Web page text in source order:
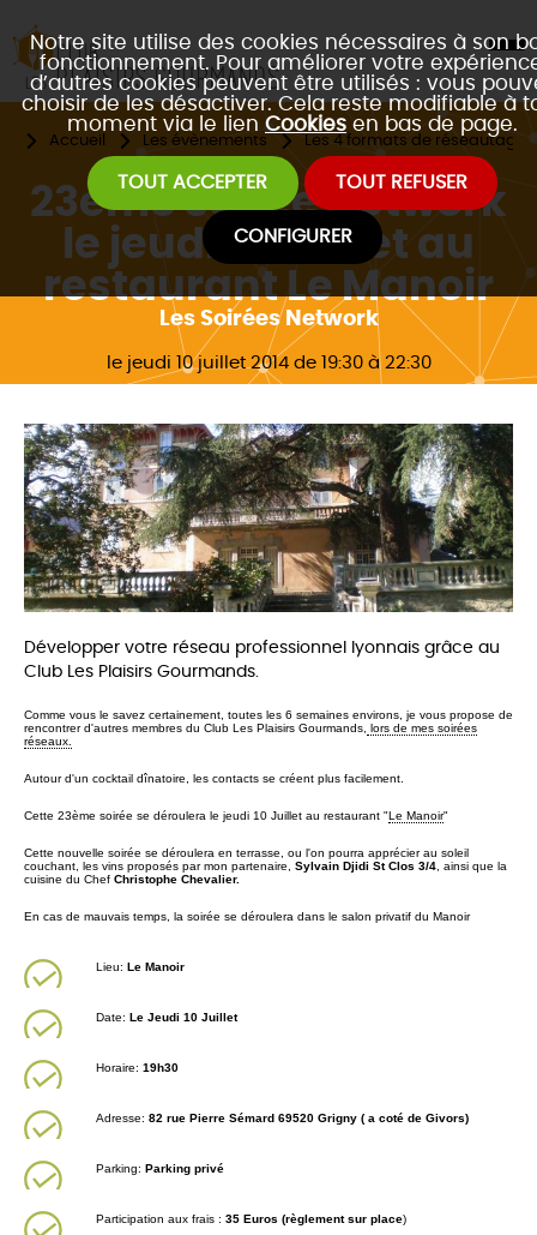
Notre site utilise des cookies nécessaires à son
fonctionnement. Pour améliorer votre
d’autres cookies peuvent être utilisés : vous
choisir de les désactiver. Cela reste modifiable à
moment via le lien Cookies en bas de page.
TOUT ACCEPTER TOUT REFUSER
CONFIGURER
Accueil Les évènements Les 4 formats de réseautage
23ème soirée Network
le jeudi 10 Juillet au
restaurant Le Manoir
Les Soirées Network
le jeudi 10 juillet 2014 de 19:30 à 22:30
Développer votre réseau professionnel lyonnais grâce au
Club Les Plaisirs Gourmands.
Comme vous le savez certainement, toutes les 6 semaines environs, je vous propose de
rencontrer d'autres membres du Club Les Plaisirs Gourmands, lors de mes soirées
réseaux.
Autour d'un cocktail dînatoire, les contacts se créent plus facilement.
Cette 23ème soirée se déroulera le jeudi 10 Juillet au restaurant "Le Manoir"
Cette nouvelle soirée se déroulera en terrasse, ou l'on pourra apprécier au soleil
couchant, les vins proposés par mon partenaire,
Sylvain Djidi St Clos 3/4 , ainsi que la
cuisine du Chef Christophe Chevalier.
En cas de mauvais temps, la soirée se déroulera dans le salon privatif du Manoir
Lieu: Le Manoir
Date: Le Jeudi 10 Juillet
Horaire: 19h30
Adresse: 82 rue Pierre Sémard 69520 Grigny ( a coté de Givors)
Parking: Parking privé
Participation aux frais : 35 Euros (règlement sur place)